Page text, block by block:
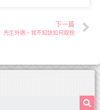
下一篇
先生外遇，我不知該如何取捨